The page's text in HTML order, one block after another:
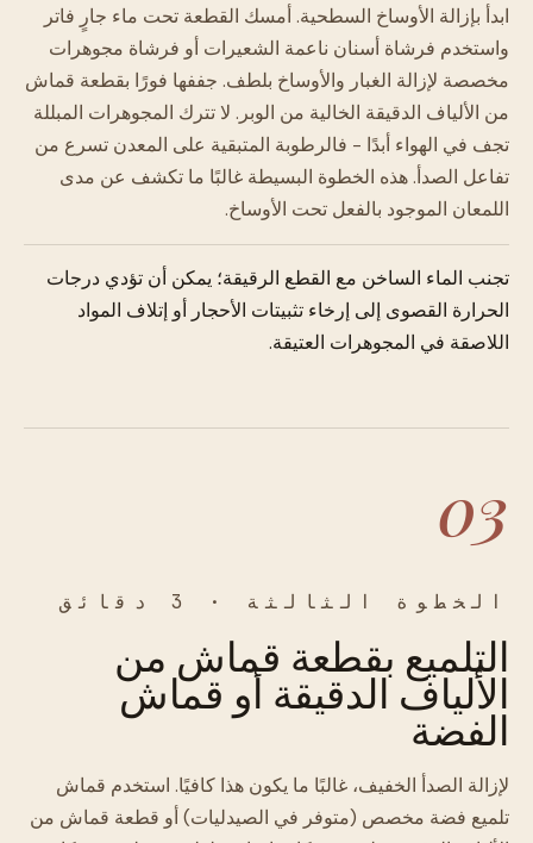
ابدأ بإزالة الأوساخ السطحية. أمسك القطعة تحت ماء جارٍ فاتر
واستخدم فرشاة أسنان ناعمة الشعيرات أو فرشاة مجوهرات
مخصصة لإزالة الغبار والأوساخ بلطف. جففها فورًا بقطعة قماش
من الألياف الدقيقة الخالية من الوبر. لا تترك المجوهرات المبللة
تجف في الهواء أبدًا - فالرطوبة المتبقية على المعدن تسرع من
تفاعل الصدأ. هذه الخطوة البسيطة غالبًا ما تكشف عن مدى
اللمعان الموجود بالفعل تحت الأوساخ.
تجنب الماء الساخن مع القطع الرقيقة؛ يمكن أن تؤدي درجات
الحرارة القصوى إلى إرخاء تثبيتات الأحجار أو إتلاف المواد
اللاصقة في المجوهرات العتيقة.
03
الخطوة الثالثة · 3 دقائق
التلميع بقطعة قماش من
الألياف الدقيقة أو قماش
الفضة
لإزالة الصدأ الخفيف، غالبًا ما يكون هذا كافيًا. استخدم قماش
تلميع فضة مخصص (متوفر في الصيدليات) أو قطعة قماش من